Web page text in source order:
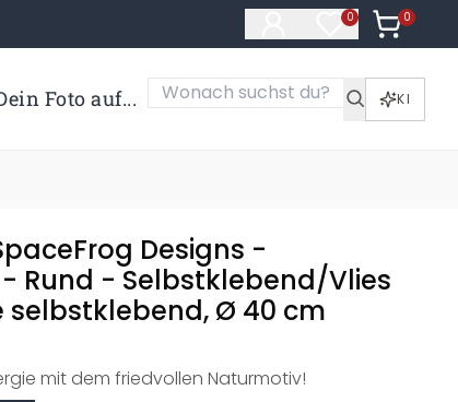
0
Artikel im
0
Artikel
Foto auf... KI
Designs -
Rund - Selbstklebend/Vlies
Ø 40 cm
mit dem friedvollen Naturmotiv!